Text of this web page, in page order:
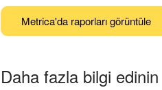
Metrica'da raporları görüntüle
Daha fazla bilgi edinin